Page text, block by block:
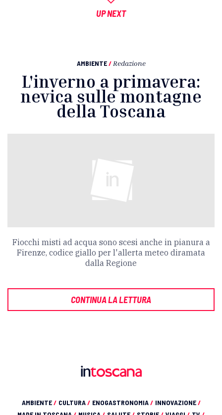
UP NEXT
AMBIENTE / Redazione
L'inverno a primavera:
nevica sulle montagne
della Toscana
Fiocchi misti ad acqua sono scesi anche in pianura a
Firenze, codice giallo per l'allerta meteo diramata
dalla Regione
CONTINUA LA LETTURA
AMBIENTE/ CULTURA/ ENOGASTRONOMIA/ INNOVAZIONE/